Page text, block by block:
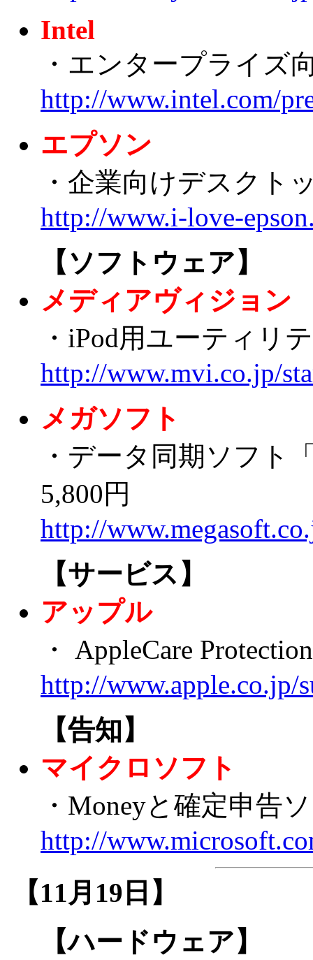
Intel
・エンタープライズ
http://www.intel.com/
エプソン
・企業向けデスクト
http://www.i-love-
【ソフトウェア】
メディアヴィジョン
・iPod用ユーティリ
http://www.mvi.co.jp/
メガソフト
・データ同期ソフト
5,800円
http://
【サービス】
アップル
・ AppleCare
http://www.apple.co.jp/
【告知】
マイクロソフト
・Moneyと確定申告
http://
【11月19日】
【ハードウェア】